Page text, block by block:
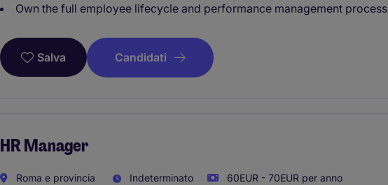
Own the full employee lifecycle and performance management process
Salva Candidati
HR Manager
Roma e provincia Indeterminato 60EUR - 70EUR per anno